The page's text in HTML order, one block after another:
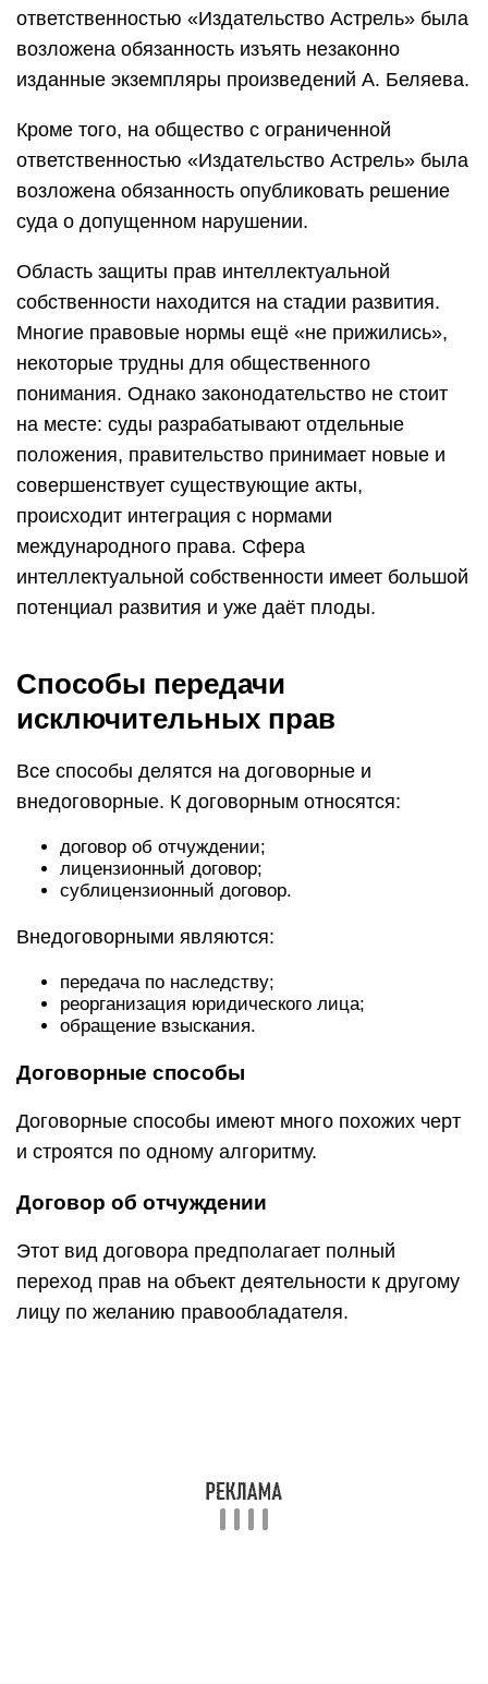
ответственностью «Издательство Астрель» была
возложена обязанность изъять незаконно
изданные экземпляры произведений А. Беляева.
Кроме того, на общество с ограниченной
ответственностью «Издательство Астрель» была
возложена обязанность опубликовать решение
суда о допущенном нарушении.
Область защиты прав интеллектуальной
собственности находится на стадии развития.
Многие правовые нормы ещё «не прижились»,
некоторые трудны для общественного
понимания. Однако законодательство не стоит
на месте: суды разрабатывают отдельные
положения, правительство принимает новые и
совершенствует существующие акты,
происходит интеграция с нормами
международного права. Сфера
интеллектуальной собственности имеет большой
потенциал развития и уже даёт плоды.
Способы передачи
исключительных прав
Все способы делятся на договорные и
внедоговорные. К договорным относятся:
договор об отчуждении;
лицензионный договор;
сублицензионный договор.
Внедоговорными являются:
передача по наследству;
реорганизация юридического лица;
обращение взыскания.
Договорные способы
Договорные способы имеют много похожих черт
и строятся по одному алгоритму.
Договор об отчуждении
Этот вид договора предполагает полный
переход прав на объект деятельности к другому
лицу по желанию правообладателя.